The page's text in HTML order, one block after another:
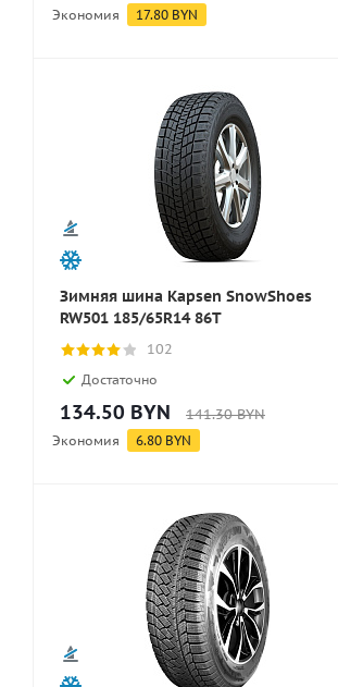
Экономия 17.80 BYN
Зимняя шина Kapsen SnowShoes
RW501 185/65R14 86T
102
Достаточно
134.50 BYN 141.30BYN
Экономия 6.80 BYN